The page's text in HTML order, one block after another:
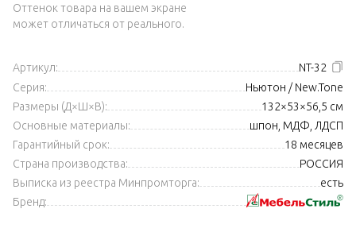
Оттенок товара на вашем экране
может отличаться от реального.
Артикул:
NT-32
Серия:
Ньютон / New.Tone
Размеры (Д×Ш×В):
132×53×56,5 см
Основные материалы:
шпон, МДФ, ЛДСП
Гарантийный срок:
18 месяцев
Страна производства:
РОССИЯ
Выписка из реестра Минпромторга:
есть
Бренд: